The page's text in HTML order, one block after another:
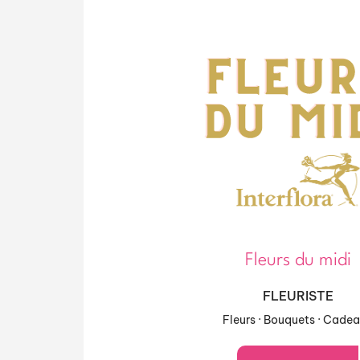
Fleurs du midi
FLEURISTE
Fleurs · Bouquets ·